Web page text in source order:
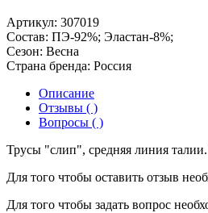
Артикул: 307019
Состав: ПЭ-92%; Эластан-8%;
Сезон: Весна
Страна бренда: Россия
Описание
Отзывы ( )
Вопросы ( )
Трусы "слип", средняя линия
Для того чтобы оставить отзыв
Для того чтобы задать вопрос